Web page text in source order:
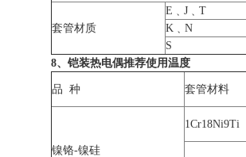
套管材质
E﹑J﹑T
K﹑N
S
8、铠装热电偶推荐使用温度
品 种 套管材料
镍铬-镍硅
1Cr18Ni9Ti